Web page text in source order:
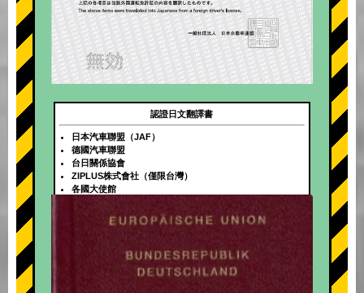
+
認證日文翻譯書
日本汽車聯盟（JAF）
德國汽車聯盟
台日關係協會
ZIPLUS株式會社（僅限台灣）
各國大使館